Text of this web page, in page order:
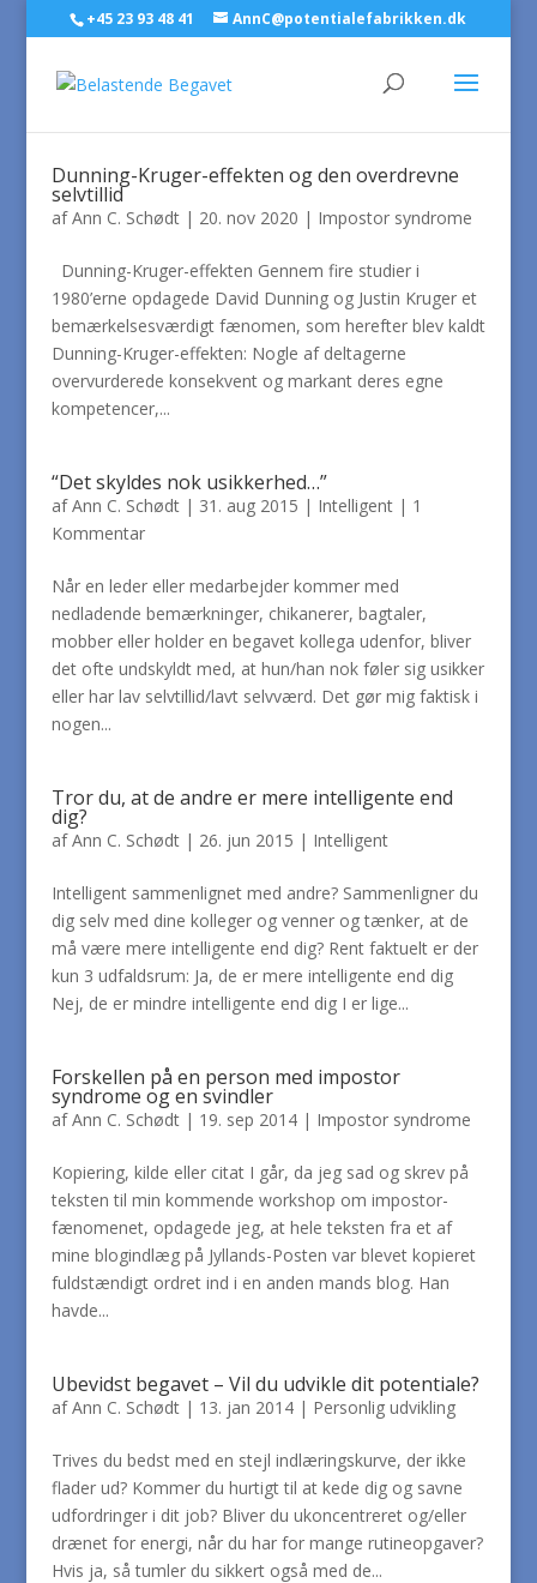
+45 23 93 48 41 AnnC@potentialefabrikken.dk
Dunning-Kruger-effekten og den overdrevne
selvtillid
afAnn C. Schødt| 20. nov 2020 | Impostor syndrome
Dunning-Kruger-effekten Gennem fire studier i
1980’erne opdagede David Dunning og Justin Kruger et
bemærkelsesværdigt fænomen, som herefter blev kaldt
Dunning-Kruger-effekten: Nogle af deltagerne
overvurderede konsekvent og markant deres egne
kompetencer,...
“Det skyldes nok usikkerhed…”
afAnn C. Schødt| 31. aug 2015 | Intelligent| 1
Kommentar
Når en leder eller medarbejder kommer med
nedladende bemærkninger, chikanerer, bagtaler,
mobber eller holder en begavet kollega udenfor, bliver
det ofte undskyldt med, at hun/han nok føler sig usikker
eller har lav selvtillid/lavt selvværd. Det gør mig faktisk i
nogen...
Tror du, at de andre er mere intelligente end
dig?
afAnn C. Schødt| 26. jun 2015 | Intelligent
Intelligent sammenlignet med andre? Sammenligner du
dig selv med dine kolleger og venner og tænker, at de
må være mere intelligente end dig? Rent faktuelt er der
kun 3 udfaldsrum: Ja, de er mere intelligente end dig
Nej, de er mindre intelligente end dig I er lige...
Forskellen på en person med impostor
syndrome og en svindler
afAnn C. Schødt| 19. sep 2014| Impostor syndrome
Kopiering, kilde eller citat I går, da jeg sad og skrev på
teksten til min kommende workshop om impostor-
fænomenet, opdagede jeg, at hele teksten fra et af
mine blogindlæg på Jyllands-Posten var blevet kopieret
fuldstændigt ordret ind i en anden mands blog. Han
havde...
Ubevidst begavet – Vil du udvikle dit potentiale?
afAnn C. Schødt| 13. jan 2014| Personlig udvikling
Trives du bedst med en stejl indlæringskurve, der ikke
flader ud? Kommer du hurtigt til at kede dig og savne
udfordringer i dit job? Bliver du ukoncentreret og/eller
drænet for energi, når du har for mange rutineopgaver?
Hvis ja, så tumler du sikkert også med de...